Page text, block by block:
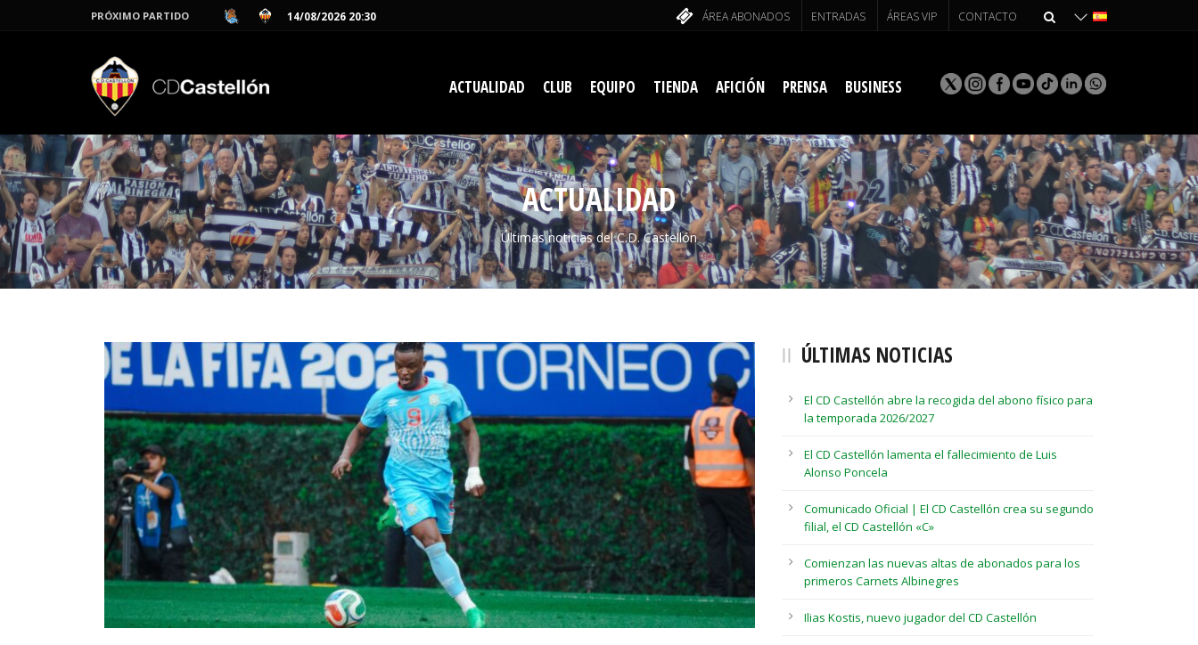
PRÓXIMO PARTIDO 14/08/2026 20:30 ÁREA ABONADOS ENTRADAS ÁREAS VIP CONTACTO
ACTUALIDAD CLUB EQUIPO TIENDA AFICIÓN PRENSA BUSINESS
ACTUALIDAD
Últimas noticias del C.D. Castellón
ÚLTIMAS NOTICIAS
El CD Castellón abre la recogida del abono físico para
la temporada 2026/2027
El CD Castellón lamenta el fallecimiento de Luis
Alonso Poncela
Comunicado Oficial | El CD Castellón crea su segundo
filial, el CD Castellón «C»
Comienzan las nuevas altas de abonados para los
primeros Carnets Albinegres
Ilias Kostis, nuevo jugador del CD Castellón